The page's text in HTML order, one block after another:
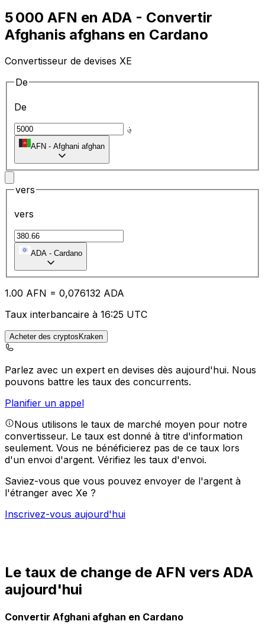
5 000 AFN en ADA - Convertir
Afghanis afghans en Cardano
Convertisseur de devises XE
De
De
؋
AFN - Afghani afghan
vers
vers
ADA - Cardano
1.00 AFN = 0,076132 ADA
Taux interbancaire à 16:25 UTC
Acheter des cryptosKraken
Parlez avec un expert en devises dès aujourd'hui. Nous
pouvons battre les taux des concurrents.
Planifier un appel
Nous utilisons le taux de marché moyen pour notre
convertisseur. Le taux est donné à titre d'information
seulement. Vous ne bénéficierez pas de ce taux lors
d'un envoi d'argent. Vérifiez les taux d'envoi.
Saviez-vous que vous pouvez envoyer de l'argent à
l'étranger avec Xe ?
Inscrivez-vous aujourd'hui
Le taux de change de AFN vers ADA
aujourd'hui
Convertir Afghani afghan en Cardano